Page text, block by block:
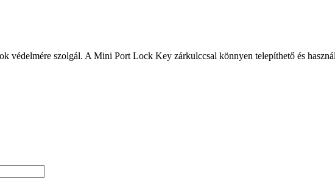
védelmére szolgál. A Mini Port Lock Key zárkulccsal könnyen telepíthető és